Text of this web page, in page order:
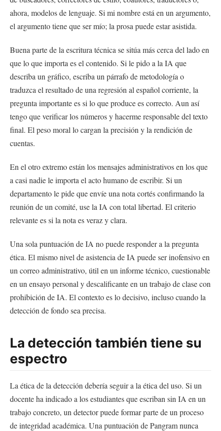
ahora, modelos de lenguaje. Si mi nombre está en un argumento,
el argumento tiene que ser mío; la prosa puede estar asistida.
Buena parte de la escritura técnica se sitúa más cerca del lado en
que lo que importa es el contenido. Si le pido a la IA que
describa un gráfico, escriba un párrafo de metodología o
traduzca el resultado de una regresión al español corriente, la
pregunta importante es si lo que produce es correcto. Aun así
tengo que verificar los números y hacerme responsable del texto
final. El peso moral lo cargan la precisión y la rendición de
cuentas.
En el otro extremo están los mensajes administrativos en los que
a casi nadie le importa el acto humano de escribir. Si un
departamento le pide que envíe una nota cortés confirmando la
reunión de un comité, use la IA con total libertad. El criterio
relevante es si la nota es veraz y clara.
Una sola puntuación de IA no puede responder a la pregunta
ética. El mismo nivel de asistencia de IA puede ser inofensivo en
un correo administrativo, útil en un informe técnico, cuestionable
en un ensayo personal y descalificante en un trabajo de clase con
prohibición de IA. El contexto es lo decisivo, incluso cuando la
detección de fondo sea precisa.
La detección también tiene su
espectro
La ética de la detección debería seguir a la ética del uso. Si un
docente ha indicado a los estudiantes que escriban sin IA en un
trabajo concreto, un detector puede formar parte de un proceso
de integridad académica. Una puntuación de Pangram nunca